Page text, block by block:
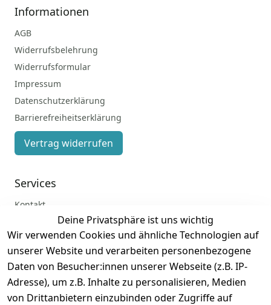
Deine Privatsphäre ist uns wichtig
Wir verwenden Cookies und ähnliche Technologien auf
unserer Website und verarbeiten personenbezogene
Daten von Besucher:innen unserer Webseite (z.B. IP-
Adresse), um z.B. Inhalte zu personalisieren, Medien
von Drittanbietern einzubinden oder Zugriffe auf
Informationen
AGB
Widerrufsbelehrung
Widerrufsformular
Impressum
Datenschutzerklärung
Barrierefreiheitserklärung
Vertrag widerrufen
Services
Kontakt
Registrieren
Zahlung und Versand